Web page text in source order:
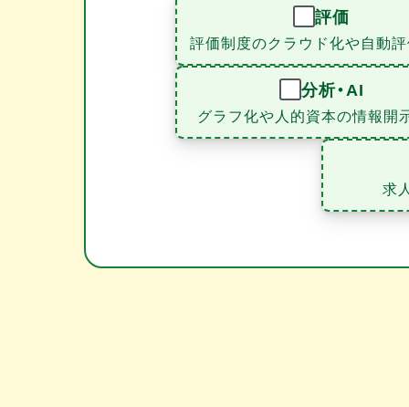
評価
評価制度のクラウド化や自動
分析・AI
グラフ化や人的資本の情報開
求